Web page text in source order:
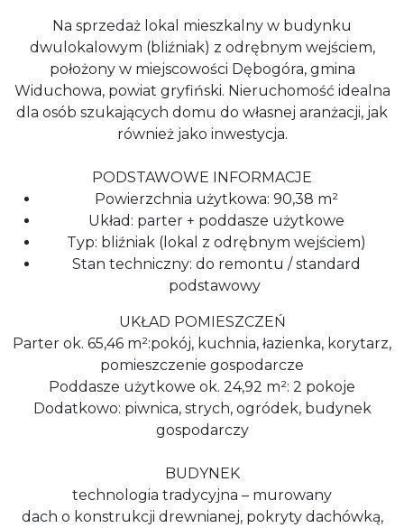
Na sprzedaż lokal mieszkalny w budynku
dwulokalowym (bliźniak) z odrębnym wejściem,
położony w miejscowości Dębogóra, gmina
Widuchowa, powiat gryfiński. Nieruchomość idealna
dla osób szukających domu do własnej aranżacji, jak
również jako inwestycja.
PODSTAWOWE INFORMACJE
Powierzchnia użytkowa: 90,38 m²
Układ: parter + poddasze użytkowe
Typ: bliźniak (lokal z odrębnym wejściem)
Stan techniczny: do remontu / standard
podstawowy
UKŁAD POMIESZCZEŃ
Parter ok. 65,46 m²:pokój, kuchnia, łazienka, korytarz,
pomieszczenie gospodarcze
Poddasze użytkowe ok. 24,92 m²: 2 pokoje
Dodatkowo: piwnica, strych, ogródek, budynek
gospodarczy
BUDYNEK
technologia tradycyjna – murowany
dach o konstrukcji drewnianej, pokryty dachówką,